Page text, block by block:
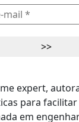
expert,
para facilitar
em